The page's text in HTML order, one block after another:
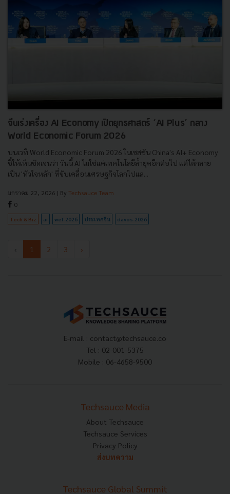
จีนเร่งเครื่อง AI Economy เปิดยุทธศาสตร์ ‘AI Plus’ กลาง
World Economic Forum 2026
บนเวที World Economic Forum 2026 ในเซสชัน China's AI+ Economy
ชี้ให้เห็นชัดเจนว่า วันนี้ AI ไม่ใช่แค่เทคโนโลยีล้ำยุคอีกต่อไป แต่ได้กลาย
เป็น 'หัวใจหลัก' ที่ขับเคลื่อนเศรษฐกิจโลกไปแล...
มกราคม 22, 2026 | By Techsauce Team
0
Tech & Biz ai wef-2026 ประเทศจีน davos-2026
‹ 1 2 3 ›
E-mail : contact@techsauce.co
Tel : 02-001-5375
Mobile : 06-4658-9500
Techsauce Media
About Techsauce
Techsauce Services
Privacy Policy
ส่งบทความ
Techsauce Global Summit